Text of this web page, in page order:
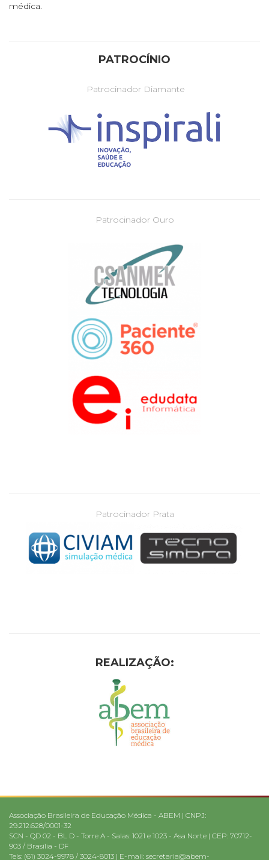
médica.
PATROCÍNIO
Patrocinador Diamante
Patrocinador Ouro
Patrocinador Prata
REALIZAÇÃO:
Associação Brasileira de Educação Médica - ABEM | CNPJ:
29.212.628/0001-32
SCN - QD 02 - BL D - Torre A - Salas: 1021 e 1023 - Asa Norte | CEP: 70712-
903 / Brasília - DF
Tels: (61) 3024-9978 / 3024-8013 | E-mail: secretaria@abem-